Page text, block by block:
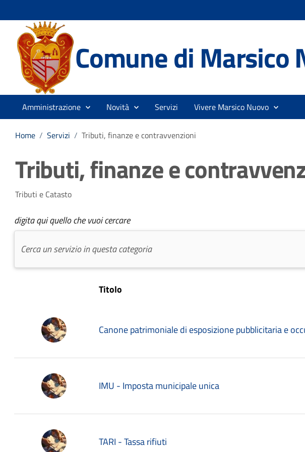
Comune di Marsico
Amministrazione Novità Servizi Vivere Marsico Nuovo
Home / Servizi / Tributi, finanze e contravvenzioni
Tributi, finanze e
Tributi e Catasto
digita qui quello che vuoi cercare
Titolo
Canone patrimoniale di esposizione pubblicitaria e
IMU - Imposta municipale unica
TARI - Tassa rifiuti